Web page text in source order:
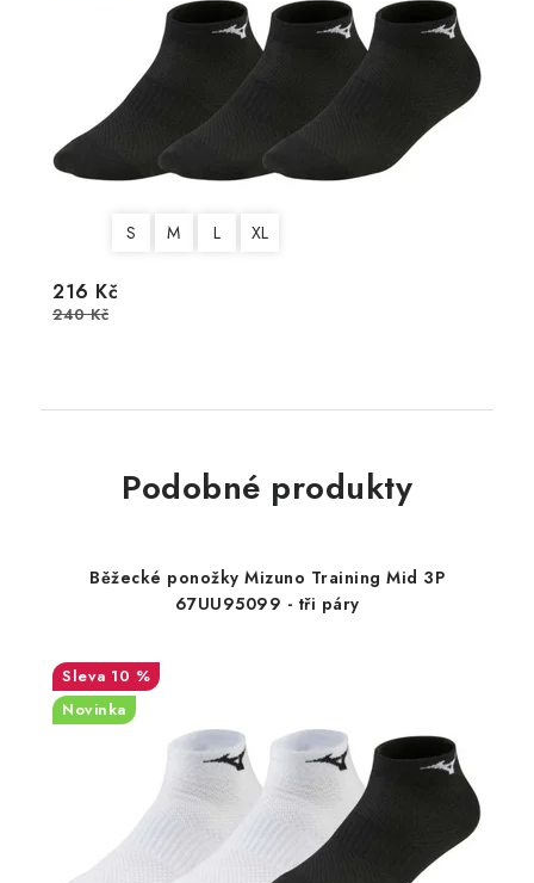
S M L XL
216 Kč
240 Kč
Podobné produkty
Běžecké ponožky Mizuno Training Mid 3P
67UU95099 - tři páry
10 %
Novinka